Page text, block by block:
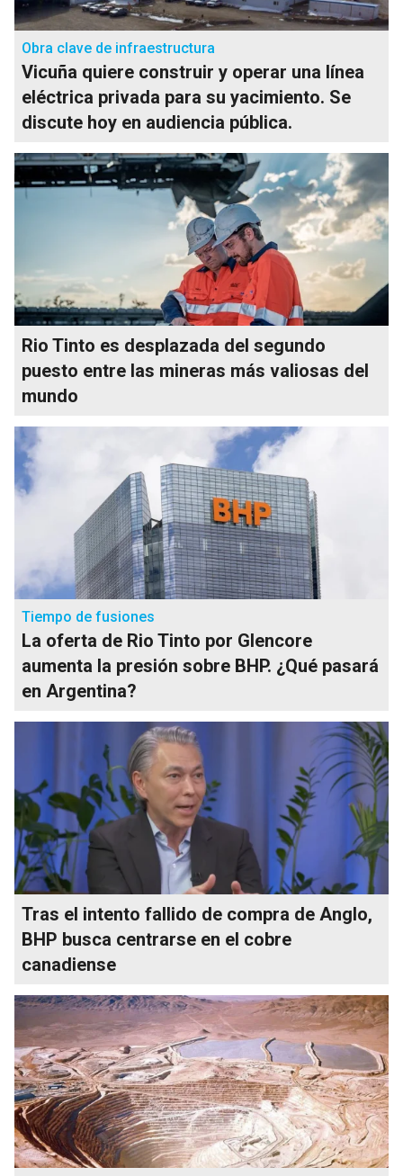
Obra clave de infraestructura
Vicuña quiere construir y operar una línea
eléctrica privada para su yacimiento. Se
discute hoy en audiencia pública.
Rio Tinto es desplazada del segundo
puesto entre las mineras más valiosas del
mundo
Tiempo de fusiones
La oferta de Rio Tinto por Glencore
aumenta la presión sobre BHP. ¿Qué pasará
en Argentina?
Tras el intento fallido de compra de Anglo,
BHP busca centrarse en el cobre
canadiense